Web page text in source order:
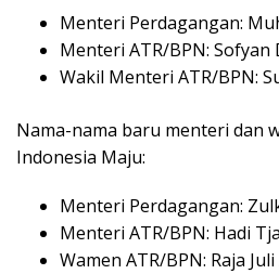
Menteri Perdagangan:
Menteri ATR/BPN: Sofyan
Wakil Menteri ATR/BPN:
Nama-nama baru menteri dan
Indonesia Maju:
Menteri Perdagangan:
Menteri ATR/BPN: Hadi
Wamen ATR/BPN: Raja